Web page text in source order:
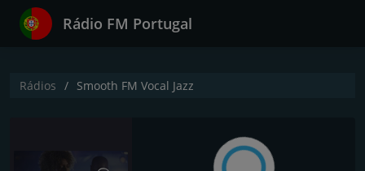
Rádio FM Portugal
Rádios Smooth FM Vocal Jazz